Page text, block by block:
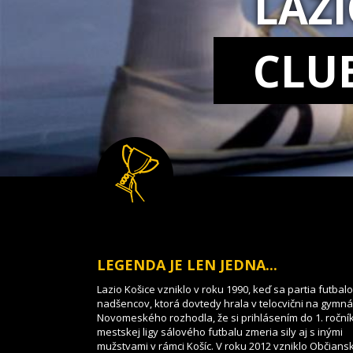
LEGENDA JE LEN JEDNA...
Lazio Košice vzniklo v roku 1990, keď sa partia
nadšencov, ktorá dovtedy hrala v telocvični na
Novomeského rozhodla, že si prihlásením do 1.
mestskej ligy sálového futbalu zmeria sily aj s inými
mužstvami v rámci Košíc. V roku 2012 vzniklo